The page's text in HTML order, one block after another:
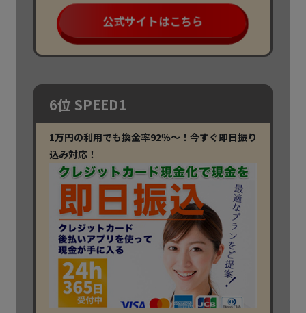
公式サイトはこちら
6位 SPEED1
1万円の利用でも換金率92％～！今すぐ即日振り
込み対応！